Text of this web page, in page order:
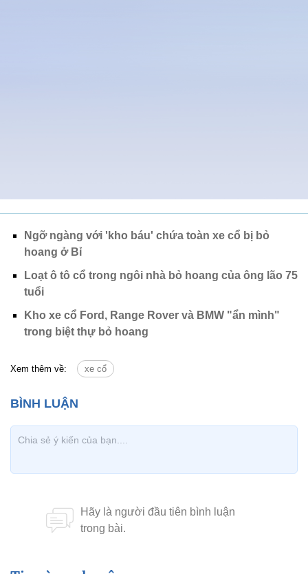
Ngỡ ngàng với 'kho báu' chứa toàn xe cổ bị bỏ
hoang ở Bỉ
Loạt ô tô cổ trong ngôi nhà bỏ hoang của ông lão 75
tuổi
Kho xe cổ Ford, Range Rover và BMW "ẩn mình"
trong biệt thự bỏ hoang
Xem thêm về: xe cổ